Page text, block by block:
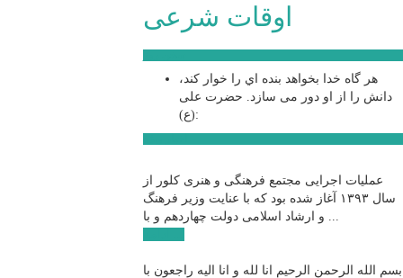
اوقات شرعی
هر گاه خدا بخواهد بنده اي را خوار كند،
دانش را از او دور می سازد.
حضرت علی
(ع):
عملیات اجرایی مجتمع فرهنگی و هنری کلور از
سال ۱۳۹۳ آغاز شده بود که با عنایت وزیر فرهنگ
بسم الله الرحمن الرحیم انا لله و انا الیه راجعون با